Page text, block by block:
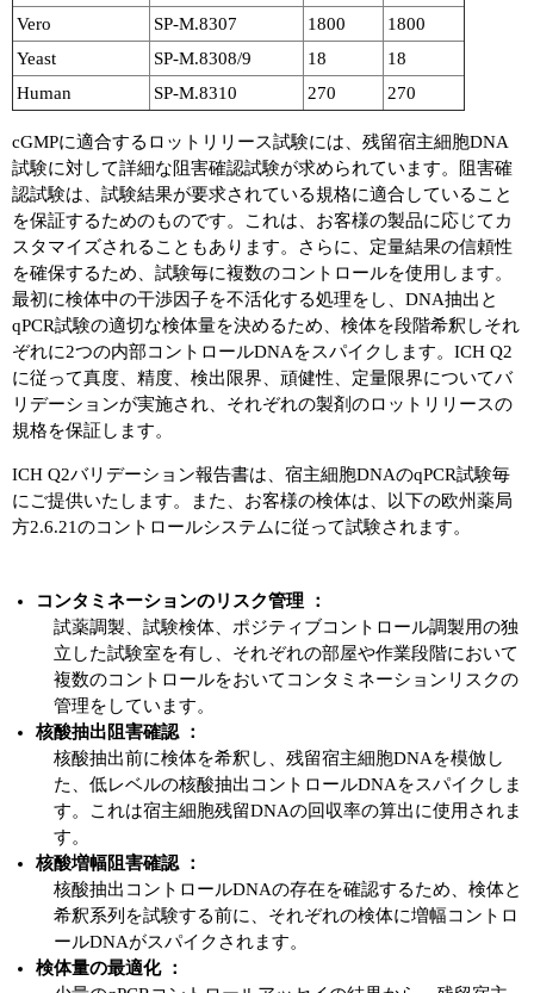
Vero
SP-M.8307 1800
1800
Yeast
SP-M.8308/9 18
18
Human
SP-M.8310 270 270
cGMPに適合するロットリリース試験には、残留宿主細胞DNA
試験に対して詳細な阻害確認試験が求められています。阻害確
認試験は、試験結果が要求されている規格に適合していること
を保証するためのものです。これは、お客様の製品に応じてカ
スタマイズされることもあります。さらに、定量結果の信頼性
を確保するため、試験毎に複数のコントロールを使用します。
最初に検体中の干渉因子を不活化する処理をし、DNA抽出と
qPCR試験の適切な検体量を決めるため、検体を段階希釈しそれ
ぞれに2つの内部コントロールDNAをスパイクします。ICH Q2
に従って真度、精度、検出限界、頑健性、定量限界についてバ
リデーションが実施され、それぞれの製剤のロットリリースの
規格を保証します。
ICH Q2バリデーション報告書は、宿主細胞DNAのqPCR試験毎
にご提供いたします。また、お客様の検体は、以下の欧州薬局
方2.6.21のコントロールシステムに従って試験されます。
コンタミネーションのリスク管理 ：
試薬調製、試験検体、ポジティブコントロール調製用の独
立した試験室を有し、それぞれの部屋や作業段階において
複数のコントロールをおいてコンタミネーションリスクの
管理をしています。
核酸抽出阻害確認 ：
核酸抽出前に検体を希釈し、残留宿主細胞DNAを模倣し
た、低レベルの核酸抽出コントロールDNAをスパイクしま
す。これは宿主細胞残留DNAの回収率の算出に使用されま
す。
核酸増幅阻害確認 ：
核酸抽出コントロールDNAの存在を確認するため、検体と
希釈系列を試験する前に、それぞれの検体に増幅コントロ
ールDNAがスパイクされます。
検体量の最適化 ：